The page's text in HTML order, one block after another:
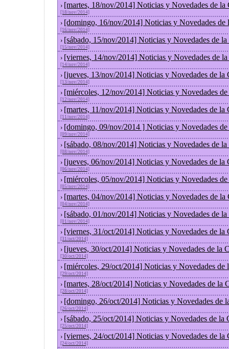
› [martes, 18/nov/2014] Noticias y Novedades de la
[18/nov/2014]
› [domingo, 16/nov/2014] Noticias y Novedades de
[16/nov/2014]
› [sábado, 15/nov/2014] Noticias y Novedades de
[15/nov/2014]
› [viernes, 14/nov/2014] Noticias y Novedades de
[14/nov/2014]
› [jueves, 13/nov/2014] Noticias y Novedades de la
[13/nov/2014]
› [miércoles, 12/nov/2014] Noticias y Novedades
[12/nov/2014]
› [martes, 11/nov/2014] Noticias y Novedades de la
[11/nov/2014]
› [domingo, 09/nov/2014 ] Noticias y Novedades
[09/nov/2014]
› [sábado, 08/nov/2014] Noticias y Novedades de
[08/nov/2014]
› [jueves, 06/nov/2014] Noticias y Novedades de la
[06/nov/2014]
› [miércoles, 05/nov/2014] Noticias y Novedades
[05/nov/2014]
› [martes, 04/nov/2014] Noticias y Novedades de la
[04/nov/2014]
› [sábado, 01/nov/2014] Noticias y Novedades de
[01/nov/2014]
› [viernes, 31/oct/2014] Noticias y Novedades de la
[31/oct/2014]
› [jueves, 30/oct/2014] Noticias y Novedades de la
[30/oct/2014]
› [miércoles, 29/oct/2014] Noticias y Novedades de
[29/oct/2014]
› [martes, 28/oct/2014] Noticias y Novedades de la
[28/oct/2014]
› [domingo, 26/oct/2014] Noticias y Novedades de
[26/oct/2014]
› [sábado, 25/oct/2014] Noticias y Novedades de la
[25/oct/2014]
› [viernes, 24/oct/2014] Noticias y Novedades de la
[24/oct/2014]